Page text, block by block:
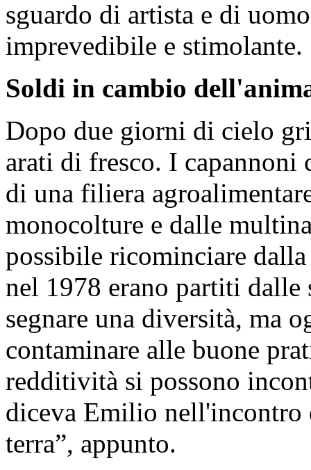
sguardo di artista e di
imprevedibile e stimolante.
Soldi in cambio
Dopo due giorni di cielo
arati di fresco. I capannoni
di una filiera
monocolture e dalle
possibile ricominciare
nel 1978 erano partiti dalle
segnare una diversità, ma
contaminare alle buone
redditività si possono
diceva Emilio nell'incontro
terra”, appunto.